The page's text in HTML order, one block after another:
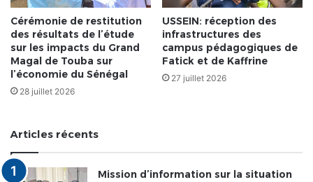
Cérémonie de restitution
des résultats de l’étude
sur les impacts du Grand
Magal de Touba sur
l’économie du Sénégal
28 juillet 2026
USSEIN: réception des
infrastructures des
campus pédagogiques de
Fatick et de Kaffrine
27 juillet 2026
Articles récents
Mission d’information sur la situation